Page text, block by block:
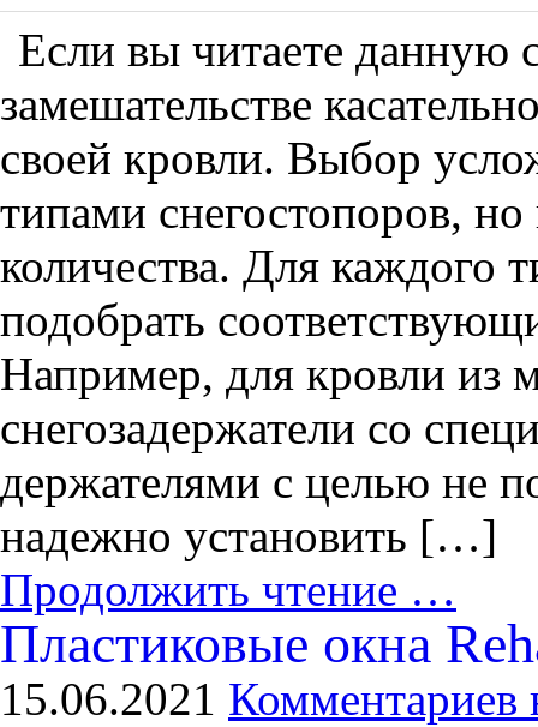
Если вы читаете данную
замешательстве
своей кровли. Выбор
типами снегостопоров,
количества. Для каждого
подобрать
Например, для кровли из
снегозадержатели со
держателями с целью не
надежно установить […]
Продолжить чтение …
Пластиковые окна
15.06.2021 Комментариев